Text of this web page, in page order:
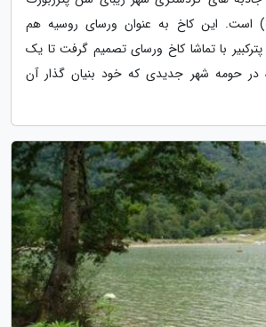
(Saint Petersburg) است. این کاخ به عنوان ورسای روسیه هم
با تماشا کاخ ورسای تصمیم گرفت تا یک
در حومه شهر جدیدی که خود بنیان گذار آن